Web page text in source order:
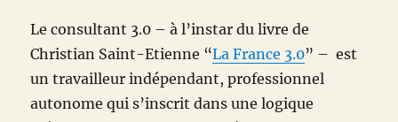
Le consultant 3.0 – à l’instar du livre de
Christian Saint-Etienne “La France 3.0” – est
un travailleur indépendant, professionnel
autonome qui s’inscrit dans une logique